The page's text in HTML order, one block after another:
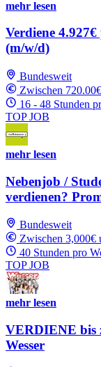
mehr lesen
Verdiene
(m/w/d)
Bundesweit
Zwischen
16 - 48 Stunden
TOP JOB
mehr lesen
Nebenjob /
verdienen?
Bundesweit
Zwischen 3,000€
40 Stunden pro
TOP JOB
mehr lesen
VERDIENE bis
Wesser